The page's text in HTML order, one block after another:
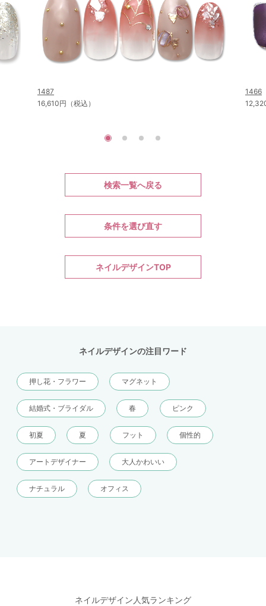
1487
16,610円（税込）
1466
検索一覧へ戻る
条件を選び直す
ネイルデザインTOP
ネイルデザインの注目ワード
押し花・フラワー マグネット
結婚式・ブライダル 春 ピンク
初夏 夏 フット 個性的
アートデザイナー 大人かわいい
ナチュラル オフィス
ネイルデザイン人気ランキング